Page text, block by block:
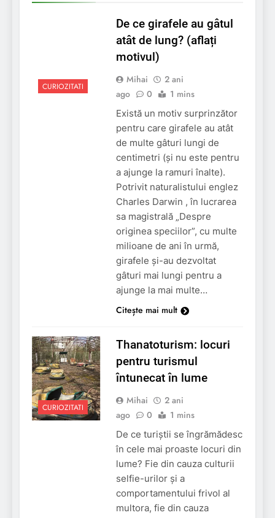
CURIOZITATI
De ce girafele au gâtul
atât de lung? (aflați
motivul)
Mihai
2 ani
ago
0 1 mins
Există un motiv surprinzător
pentru care girafele au atât
de multe gâturi lungi de
centimetri (și nu este pentru
a ajunge la ramuri înalte).
Potrivit naturalistului englez
Charles Darwin , în lucrarea
sa magistrală „Despre
originea speciilor”, cu multe
milioane de ani în urmă,
girafele și-au dezvoltat
gâturi mai lungi pentru a
ajunge la mai multe…
Citește mai mult
CURIOZITATI
Thanatoturism: locuri
pentru turismul
întunecat în lume
Mihai
2 ani
ago
0 1 mins
De ce turiştii se îngrămădesc
în cele mai proaste locuri din
lume? Fie din cauza culturii
selfie-urilor și a
comportamentului frivol al
multora, fie din cauza